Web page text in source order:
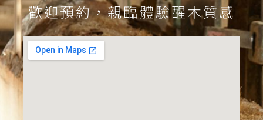
歡迎預約，親臨體驗醒木質感